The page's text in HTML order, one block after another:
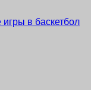
игры в баскетбол